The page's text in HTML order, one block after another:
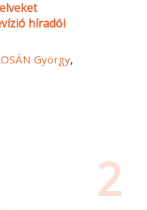
híradói
György,
2